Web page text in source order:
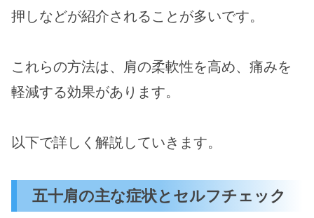
押しなどが紹介されることが多いです。
これらの方法は、肩の柔軟性を高め、痛みを
軽減する効果があります。
以下で詳しく解説していきます。
五十肩の主な症状とセルフチェック